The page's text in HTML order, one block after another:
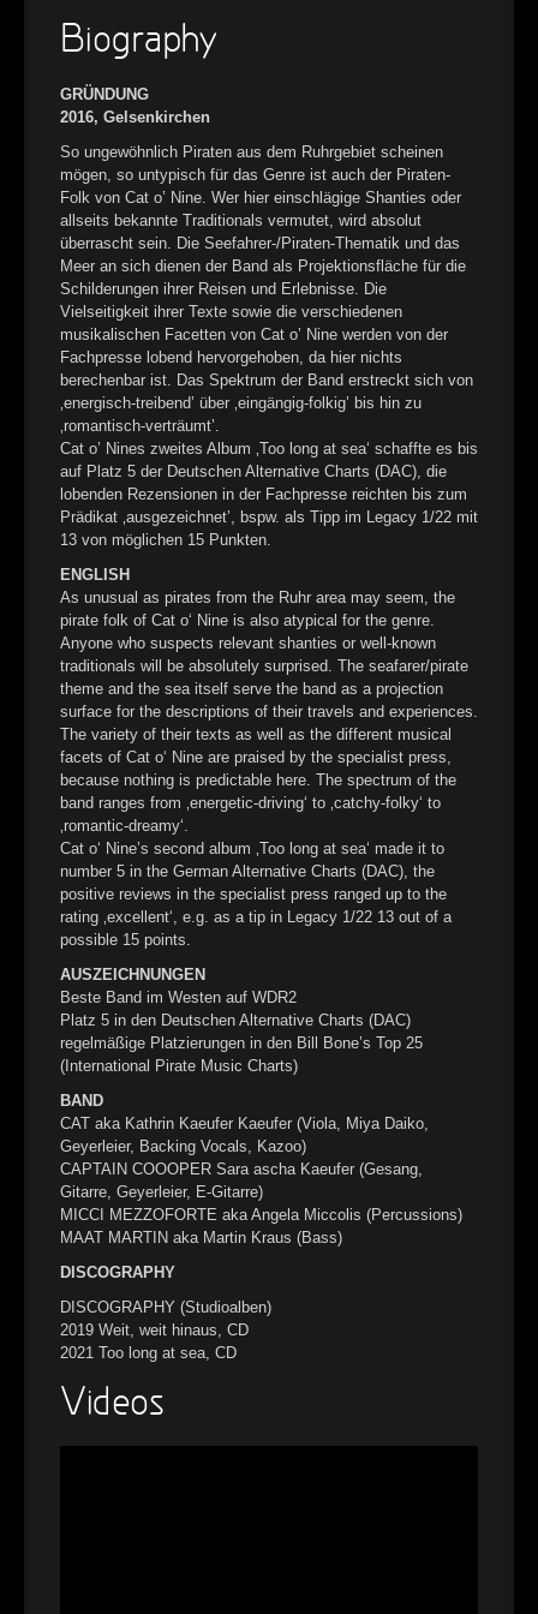
►
►
►
Biography
GRÜNDUNG
2016, Gelsenkirchen
So ungewöhnlich Piraten aus dem Ruhrgebiet scheinen
mögen, so untypisch für das Genre ist auch der Piraten-
Folk von Cat o’ Nine. Wer hier einschlägige Shanties oder
allseits bekannte Traditionals vermutet, wird absolut
überrascht sein. Die Seefahrer-/Piraten-Thematik und das
Meer an sich dienen der Band als Projektionsfläche für die
Schilderungen ihrer Reisen und Erlebnisse. Die
Vielseitigkeit ihrer Texte sowie die verschiedenen
musikalischen Facetten von Cat o’ Nine werden von der
Fachpresse lobend hervorgehoben, da hier nichts
berechenbar ist. Das Spektrum der Band erstreckt sich von
‚energisch-treibend’ über ‚eingängig-folkig’ bis hin zu
‚romantisch-verträumt’.
Cat o’ Nines zweites Album ‚Too long at sea‘ schaffte es bis
auf Platz 5 der Deutschen Alternative Charts (DAC), die
lobenden Rezensionen in der Fachpresse reichten bis zum
Prädikat ‚ausgezeichnet’, bspw. als Tipp im Legacy 1/22 mit
13 von möglichen 15 Punkten.
ENGLISH
As unusual as pirates from the Ruhr area may seem, the
pirate folk of Cat o‘ Nine is also atypical for the genre.
Anyone who suspects relevant shanties or well-known
traditionals will be absolutely surprised. The seafarer/pirate
theme and the sea itself serve the band as a projection
surface for the descriptions of their travels and experiences.
The variety of their texts as well as the different musical
facets of Cat o‘ Nine are praised by the specialist press,
because nothing is predictable here. The spectrum of the
band ranges from ‚energetic-driving‘ to ‚catchy-folky‘ to
‚romantic-dreamy‘.
Cat o‘ Nine’s second album ‚Too long at sea‘ made it to
number 5 in the German Alternative Charts (DAC), the
positive reviews in the specialist press ranged up to the
rating ‚excellent‘, e.g. as a tip in Legacy 1/22 13 out of a
possible 15 points.
AUSZEICHNUNGEN
Beste Band im Westen auf WDR2
Platz 5 in den Deutschen Alternative Charts (DAC)
regelmäßige Platzierungen in den Bill Bone’s Top 25
(International Pirate Music Charts)
BAND
CAT aka Kathrin Kaeufer Kaeufer (Viola, Miya Daiko,
Geyerleier, Backing Vocals, Kazoo)
CAPTAIN COOOPER Sara ascha Kaeufer (Gesang,
Gitarre, Geyerleier, E-Gitarre)
MICCI MEZZOFORTE aka Angela Miccolis (Percussions)
MAAT MARTIN aka Martin Kraus (Bass)
DISCOGRAPHY
DISCOGRAPHY (Studioalben)
2019 Weit, weit hinaus, CD
2021 Too long at sea, CD
Videos